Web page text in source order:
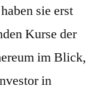
sie erst
Kurse der
im Blick,
in